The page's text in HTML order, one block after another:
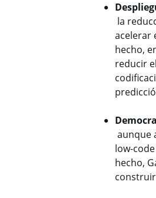
la
acelerar
hecho,
reducir
aunque
low-
hecho,